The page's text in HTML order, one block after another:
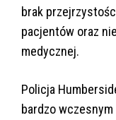
brak
pacjentów oraz
medycznej.
Policja
bardzo